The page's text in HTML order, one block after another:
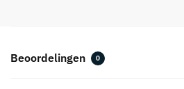
Beoordelingen 0